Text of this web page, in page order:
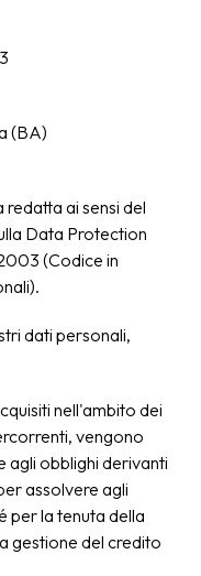
(BA)
ai sensi del
Data Protection
(Codice in
dati personali,
nell'ambito dei
vengono
agli obblighi derivanti
assolvere agli
per la tenuta della
gestione del credito